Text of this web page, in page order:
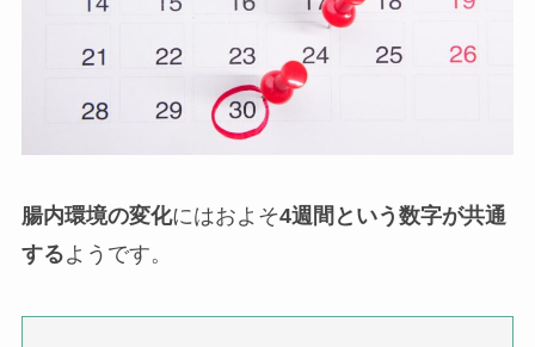
腸内環境の変化にはおよそ4週間という数字が共通
するようです。